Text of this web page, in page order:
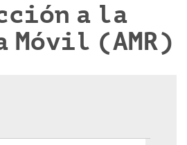
a la
Móvil (AMR)